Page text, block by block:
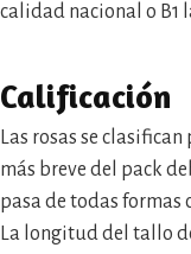
calidad nacional o B1
Calificación
Las rosas se
más breve del pack
pasa de todas formas
La longitud del tallo